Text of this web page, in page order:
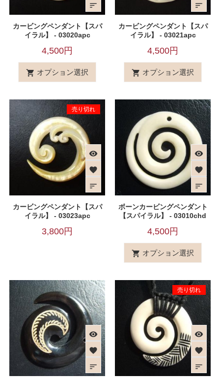
sort
カービングペンダント【スパ
イラル】 - 03020apc
4,500円
 オプション選択
sort
カービングペンダント【スパ
イラル】 - 03021apc
4,500円
 オプション選択
売り切れ
visibility
favorite
sort
カービングペンダント【スパ
イラル】 - 03023apc
3,800円
visibility
favorite
sort
ボーンカービングペンダント
【スパイラル】 - 03010chd
4,500円
 オプション選択
visibility
favorite
sort
売り切れ
visibility
favorite
sort